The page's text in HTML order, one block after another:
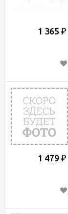
1 365 ₽
1 479 ₽